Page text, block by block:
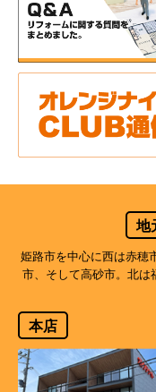
地
姫路市を中心に西は赤穂
市、そして高砂市。北は
本店